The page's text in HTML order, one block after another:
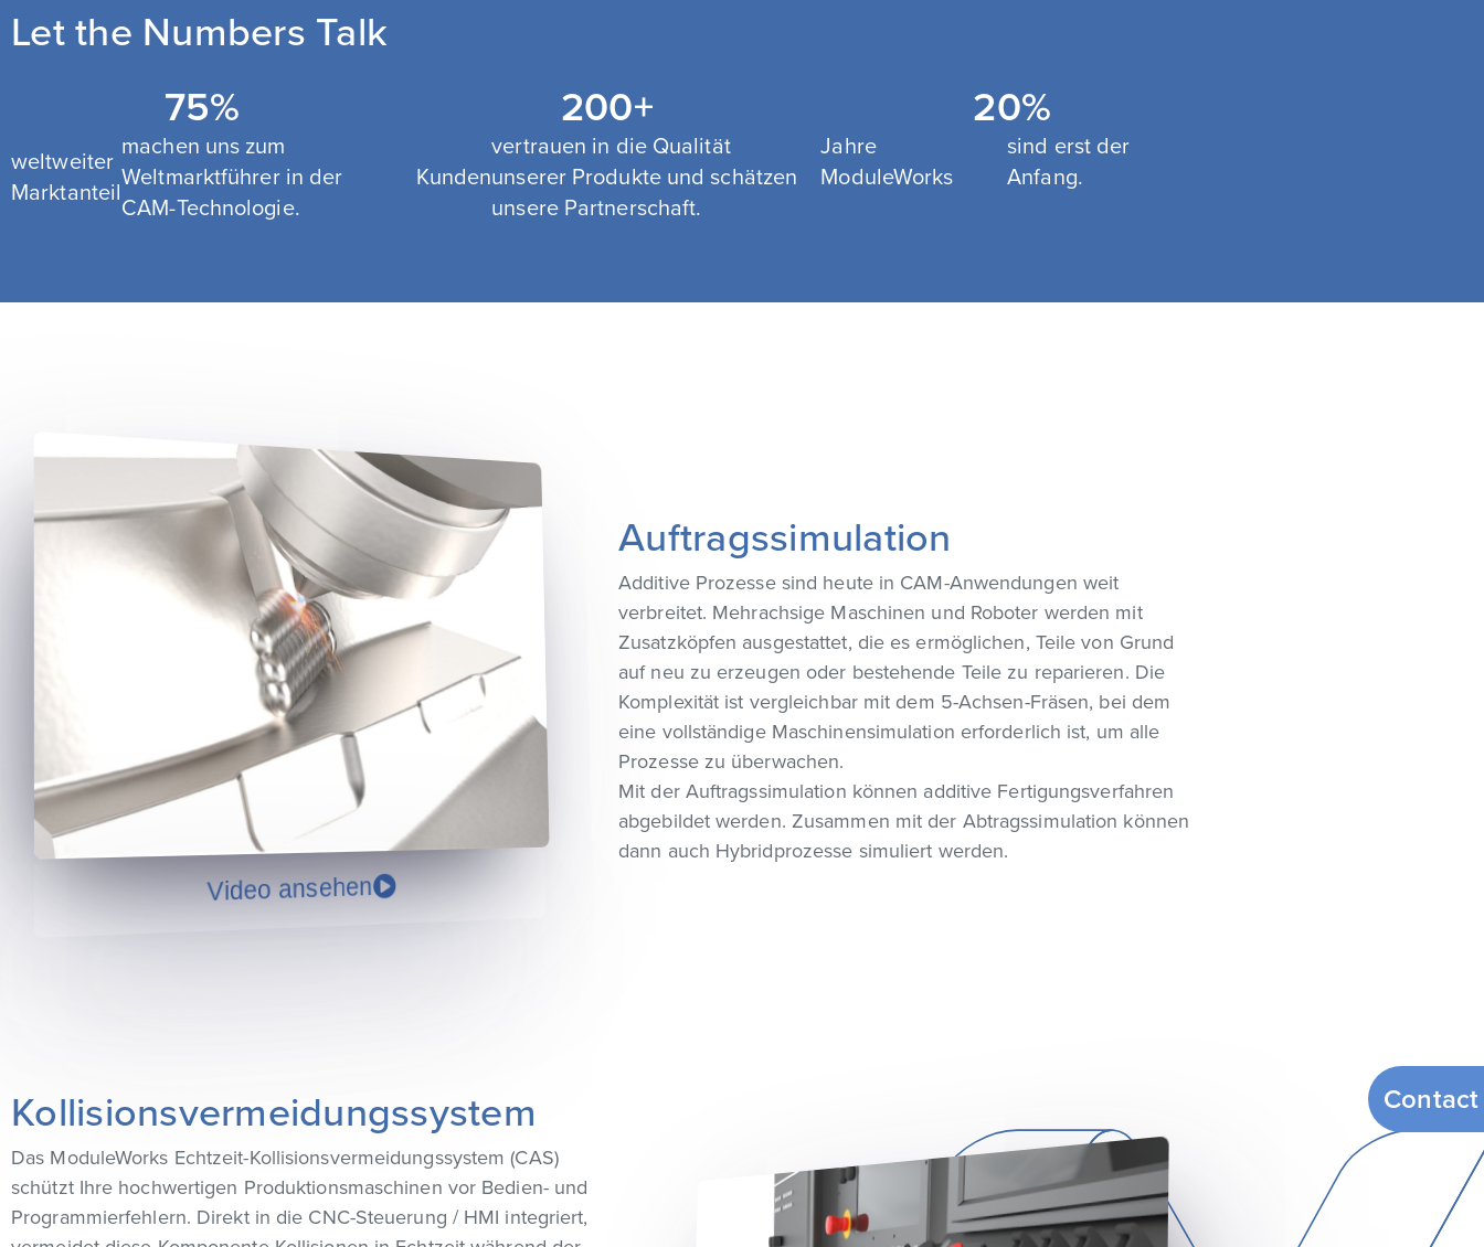
Let the Numbers Talk
weltweiter
Marktanteil
machen uns zum
Weltmarktführer in der
CAM-Technologie.
75%
Kunden
vertrauen in die Qualität
unserer Produkte und schätzen
unsere Partnerschaft.
200+
Jahre
ModuleWorks
sind erst der
Anfang.
20%
Video ansehen
Auftragssimulation
Additive Prozesse sind heute in CAM-Anwendungen weit
verbreitet. Mehrachsige Maschinen und Roboter werden mit
Zusatzköpfen ausgestattet, die es ermöglichen, Teile von Grund
auf neu zu erzeugen oder bestehende Teile zu reparieren. Die
Komplexität ist vergleichbar mit dem 5-Achsen-Fräsen, bei dem
eine vollständige Maschinensimulation erforderlich ist, um alle
Prozesse zu überwachen.
Mit der Auftragssimulation können additive Fertigungsverfahren
abgebildet werden. Zusammen mit der Abtragssimulation können
dann auch Hybridprozesse simuliert werden.
Kollisionsvermeidungssystem
Das ModuleWorks Echtzeit-Kollisionsvermeidungssystem (CAS)
schützt Ihre hochwertigen Produktionsmaschinen vor Bedien- und
Programmierfehlern. Direkt in die CNC-Steuerung / HMI integriert,
Contact